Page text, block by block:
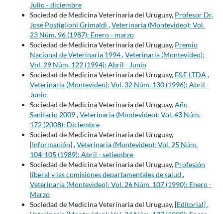
Julio - diciembre
Sociedad de Medicina Veterinaria del Uruguay, Profesor Dr.
José Postiglioni Grimaldi ,Veterinaria (Montevideo): Vol.
23 Núm. 96 (1987): Enero - marzo
Sociedad de Medicina Veterinaria del Uruguay, Premio
Nacional de Veterinaria 1994,Veterinaria (Montevideo):
Vol. 29 Núm. 122 (1994): Abril - Junio
Sociedad de Medicina Veterinaria del Uruguay, F&F LTDA ,
Veterinaria (Montevideo): Vol. 32 Núm. 130 (1996): Abril -
Junio
Sociedad de Medicina Veterinaria del Uruguay,Año
Sanitario 2009,Veterinaria (Montevideo): Vol. 43 Núm.
172 (2008): Diciembre
Sociedad de Medicina Veterinaria del Uruguay,
[Información],Veterinaria (Montevideo): Vol. 25 Núm.
104-105 (1989): Abril - setiembre
Sociedad de Medicina Veterinaria del Uruguay, Profesión
liberal y las comisiones departamentales de salud ,
Veterinaria (Montevideo): Vol. 26 Núm. 107 (1990): Enero -
Marzo
Sociedad de Medicina Veterinaria del Uruguay, [Editorial],